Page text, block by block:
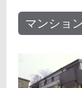
マンション